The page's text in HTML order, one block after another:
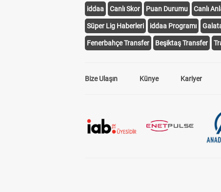
iddaa
Canlı Skor Puan Durumu Canlı
Süper Lig Haberleri iddaa Programı
Fenerbahçe Transfer Beşiktaş Transfer
Bize Ulaşın Künye Kariyer